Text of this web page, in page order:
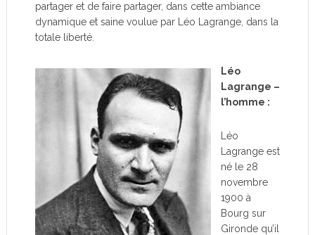
partager et de faire partager, dans cette ambiance
dynamique et saine voulue par Léo Lagrange, dans la
totale liberté.
Léo
Lagrange –
l’homme :
Léo
Lagrange est
né le 28
novembre
1900 à
Bourg sur
Gironde qu’il